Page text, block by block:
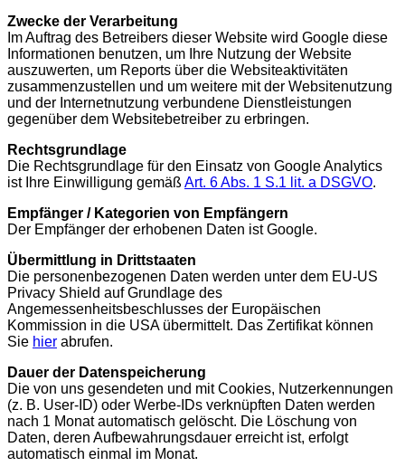
Zwecke der Verarbeitung
Im Auftrag des Betreibers dieser Website wird Google diese
Informationen benutzen, um Ihre Nutzung der Website
auszuwerten, um Reports über die Websiteaktivitäten
zusammenzustellen und um weitere mit der Websitenutzung
und der Internetnutzung verbundene Dienstleistungen
gegenüber dem Websitebetreiber zu erbringen.
Rechtsgrundlage
Die Rechtsgrundlage für den Einsatz von Google Analytics
ist Ihre Einwilligung gemäß Art. 6 Abs. 1 S.1 lit. a DSGVO.
Empfänger / Kategorien von Empfängern
Der Empfänger der erhobenen Daten ist Google.
Übermittlung in Drittstaaten
Die personenbezogenen Daten werden unter dem EU-US
Privacy Shield auf Grundlage des
Angemessenheitsbeschlusses der Europäischen
Kommission in die USA übermittelt. Das Zertifikat können
Sie hier abrufen.
Dauer der Datenspeicherung
Die von uns gesendeten und mit Cookies, Nutzerkennungen
(z. B. User-ID) oder Werbe-IDs verknüpften Daten werden
nach 1 Monat automatisch gelöscht. Die Löschung von
Daten, deren Aufbewahrungsdauer erreicht ist, erfolgt
automatisch einmal im Monat.